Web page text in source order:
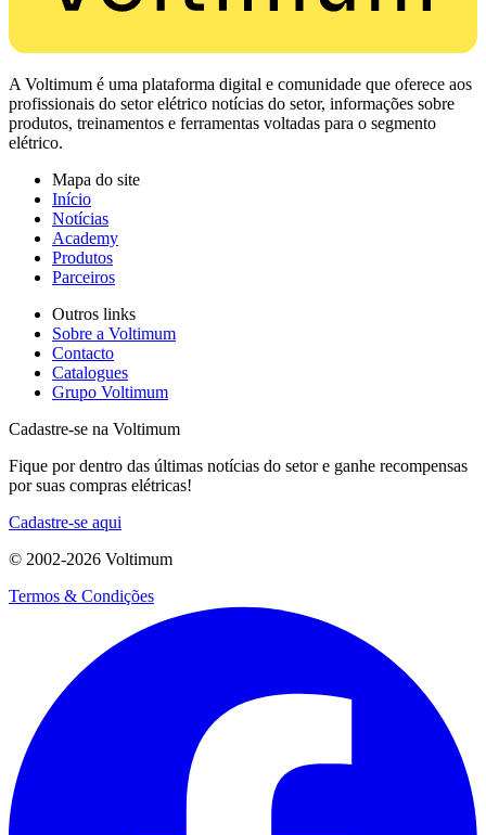
A Voltimum é uma plataforma digital e comunidade que oferece aos
profissionais do setor elétrico notícias do setor, informações sobre
produtos, treinamentos e ferramentas voltadas para o segmento
elétrico.
Mapa do site
Início
Notícias
Academy
Produtos
Parceiros
Outros links
Sobre a Voltimum
Contacto
Catalogues
Grupo Voltimum
Cadastre-se na Voltimum
Fique por dentro das últimas notícias do setor e ganhe recompensas
por suas compras elétricas!
Cadastre-se aqui
© 2002-2026 Voltimum
Termos & Condições